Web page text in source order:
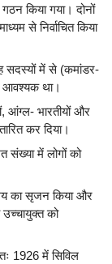
किया गया। दोनों
से निर्वाचित किया
सदस्यों में से (कमांडर-
आवश्यक था।
आंग्ल- भारतीयों और
कर दिया।
संख्या में लोगों को
का सृजन किया और
उच्चायुक्त को
1926 में सिविल